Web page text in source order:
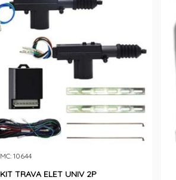
KIT TRAVA ELET UNIV 2P
MC: 10644